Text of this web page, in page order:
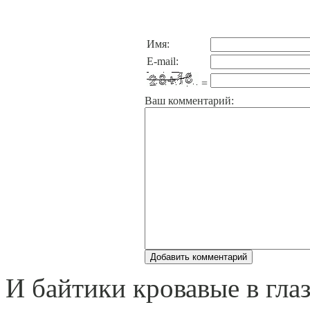
Имя:
E-mail:
=
Ваш комментарий:
И байтики кровавые в